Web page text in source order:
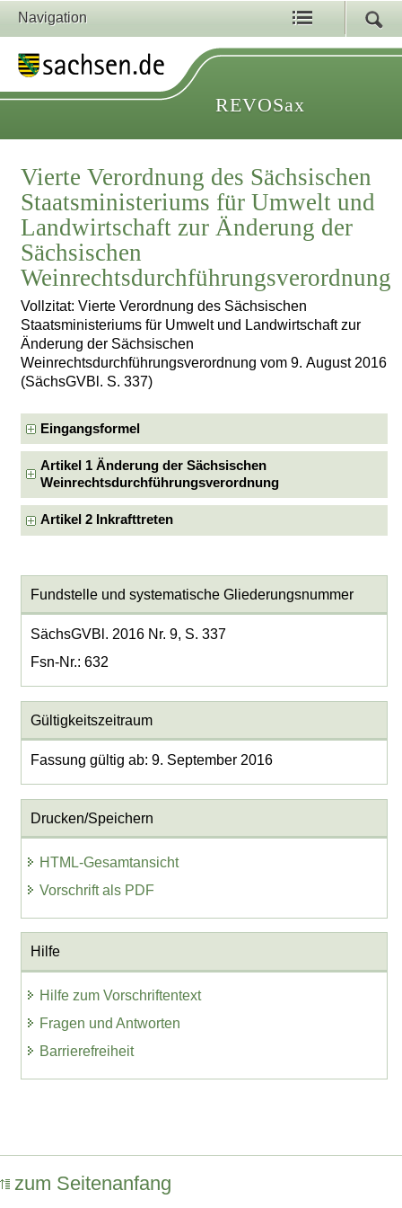
Navigation
REVOSax
Vierte Verordnung des Sächsischen
Staatsministeriums für Umwelt und
Landwirtschaft zur Änderung der
Sächsischen
Weinrechtsdurchführungsverordnung
Vollzitat: Vierte Verordnung des Sächsischen
Staatsministeriums für Umwelt und Landwirtschaft zur
Änderung der Sächsischen
Weinrechtsdurchführungsverordnung vom 9. August 2016
(SächsGVBl. S. 337)
Eingangsformel
Artikel 1 Änderung der Sächsischen
Weinrechtsdurchführungsverordnung
Artikel 2 Inkrafttreten
Fundstelle und systematische Gliederungsnummer
SächsGVBl. 2016 Nr. 9, S. 337
Fsn-Nr.: 632
Gültigkeitszeitraum
Fassung gültig ab: 9. September 2016
Drucken/Speichern
HTML-Gesamtansicht
Vorschrift als PDF
Hilfe
Hilfe zum Vorschriftentext
Fragen und Antworten
Barrierefreiheit
zum Seitenanfang